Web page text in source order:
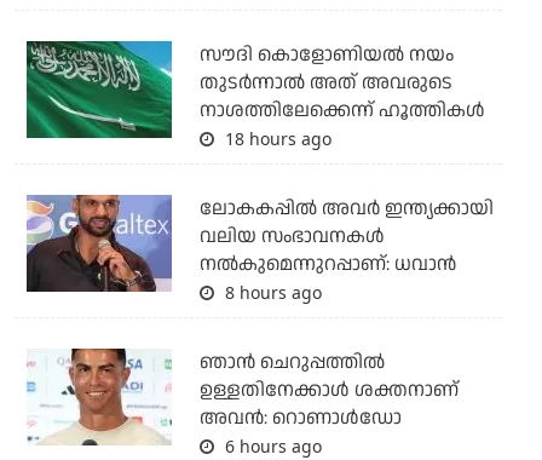
സൗദി കൊളോണിയല്‍ നയം
തുടര്‍ന്നാല്‍ അത് അവരുടെ
നാശത്തിലേക്കെന്ന് ഹൂത്തികള്‍
18 hours ago
ലോകകപ്പിൽ അവര്‍ ഇന്ത്യക്കായി
വലിയ സംഭാവനകള്‍
നല്‍കുമെന്നുറപ്പാണ്: ധവാന്‍
8 hours ago
ഞാന്‍ ചെറുപ്പത്തില്‍
ഉള്ളതിനേക്കാള്‍ ശക്തനാണ്
അവന്‍: റൊണാള്‍ഡോ
6 hours ago